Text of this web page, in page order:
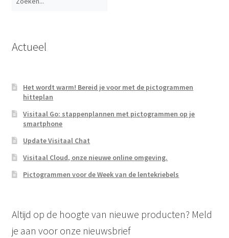
Actueel
Het wordt warm! Bereid je voor met de pictogrammen
hitteplan
Visitaal Go: stappenplannen met pictogrammen op je
smartphone
Update Visitaal Chat
Visitaal Cloud, onze nieuwe online omgeving.
Pictogrammen voor de Week van de lentekriebels
Altijd op de hoogte van nieuwe producten? Meld
je aan voor onze nieuwsbrief